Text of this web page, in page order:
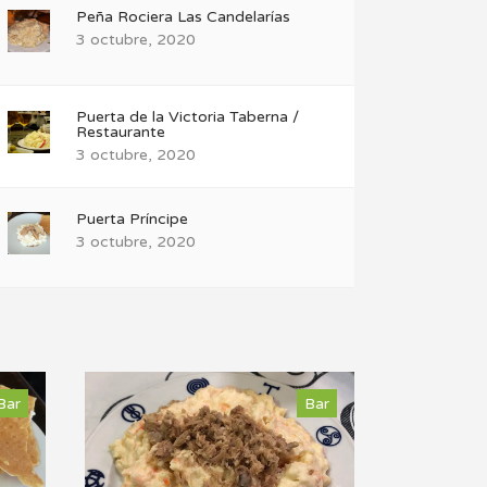
Peña Rociera Las Candelarías
3 octubre, 2020
Puerta de la Victoria Taberna /
Restaurante
3 octubre, 2020
Puerta Príncipe
3 octubre, 2020
Bar